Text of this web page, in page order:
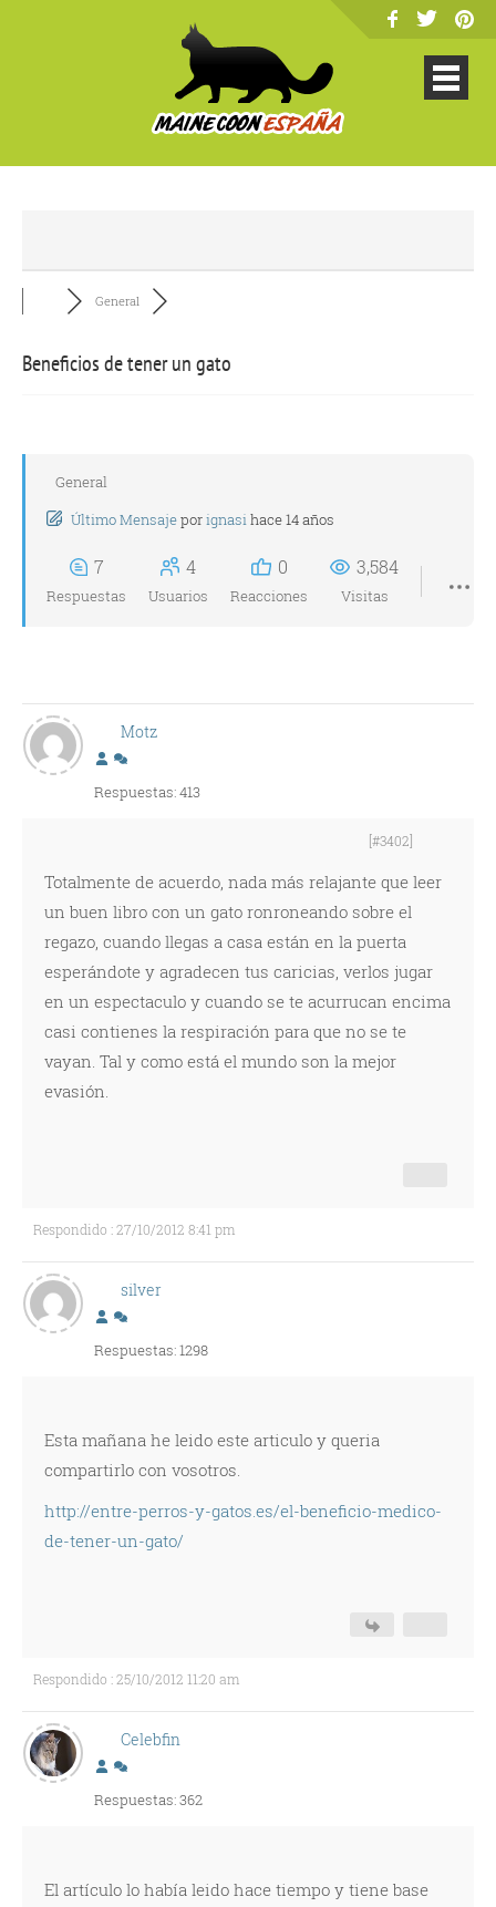
General
Beneficios de tener un gato
General
Último Mensajeporignasihace 14 años
7
Respuestas
4
Usuarios
0
Reacciones
3,584
Visitas
Motz
Respuestas: 413
[#3402]
Totalmente de acuerdo, nada más relajante que leer
un buen libro con un gato ronroneando sobre el
regazo, cuando llegas a casa están en la puerta
esperándote y agradecen tus caricias, verlos jugar
en un espectaculo y cuando se te acurrucan encima
casi contienes la respiración para que no se te
vayan. Tal y como está el mundo son la mejor
evasión.
Respondido : 27/10/2012 8:41 pm
silver
Respuestas: 1298
Esta mañana he leido este articulo y queria
compartirlo con vosotros.
http://entre-perros-y-gatos.es/el-beneficio-medico-
de-tener-un-gato/
Respondido : 25/10/2012 11:20 am
Celebfin
Respuestas: 362
El artículo lo había leido hace tiempo y tiene base